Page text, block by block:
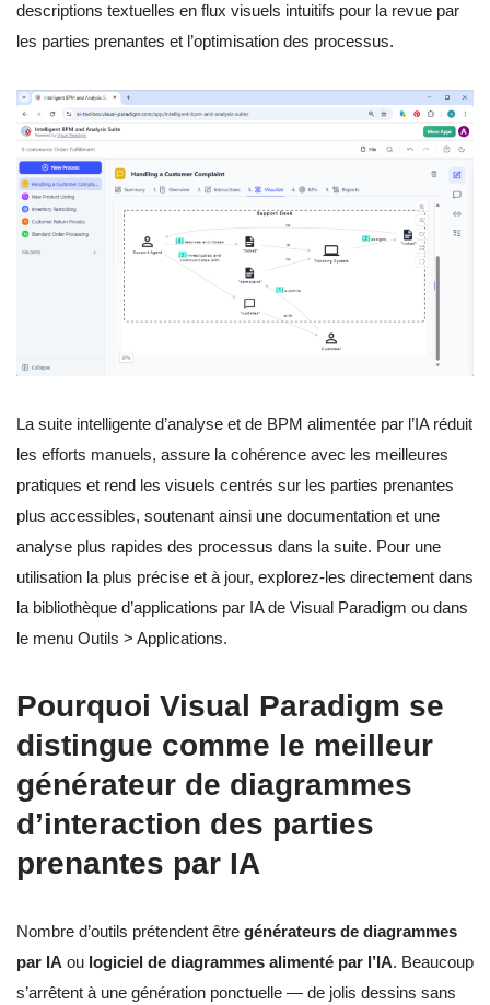
descriptions textuelles en flux visuels intuitifs pour la revue par
les parties prenantes et l’optimisation des processus.
La suite intelligente d’analyse et de BPM alimentée par l’IA réduit
les efforts manuels, assure la cohérence avec les meilleures
pratiques et rend les visuels centrés sur les parties prenantes
plus accessibles, soutenant ainsi une documentation et une
analyse plus rapides des processus dans la suite. Pour une
utilisation la plus précise et à jour, explorez-les directement dans
la bibliothèque d’applications par IA de Visual Paradigm ou dans
le menu Outils > Applications.
Pourquoi Visual Paradigm se
distingue comme le meilleur
générateur de diagrammes
d’interaction des parties
prenantes par IA
Nombre d’outils prétendent être générateurs de diagrammes
par IA ou logiciel de diagrammes alimenté par l’IA. Beaucoup
s’arrêtent à une génération ponctuelle — de jolis dessins sans